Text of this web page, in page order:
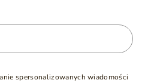
spersonalizowanych wiadomości